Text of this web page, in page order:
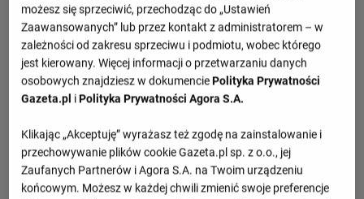
możesz się sprzeciwić, przechodząc do „Ustawień
Zaawansowanych” lub przez kontakt z administratorem – w
zależności od zakresu sprzeciwu i podmiotu, wobec którego
jest kierowany. Więcej informacji o przetwarzaniu danych
osobowych znajdziesz w dokumencie Polityka Prywatności
Gazeta.pl i Polityka Prywatności Agora S.A.
Klikając „Akceptuję” wyrażasz też zgodę na zainstalowanie i
przechowywanie plików cookie Gazeta.pl sp. z o.o., jej
Zaufanych Partnerów i Agora S.A. na Twoim urządzeniu
końcowym. Możesz w każdej chwili zmienić swoje preferencje